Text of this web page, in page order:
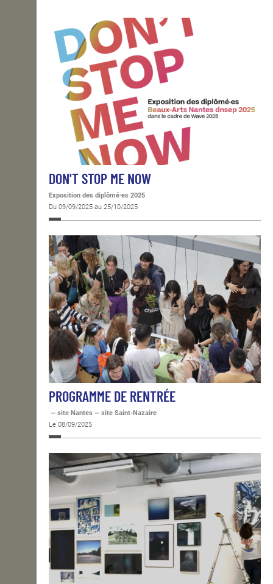
OPEN SCHOOL
CONTACTS
DON'T STOP ME NOW
Exposition des diplômé·es 2025
Du 09/09/2025 au 25/10/2025
PROGRAMME DE RENTRÉE
— site Nantes — site Saint-Nazaire
Le 08/09/2025